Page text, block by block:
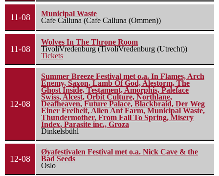
11-08
Municipal Waste
Cafe Calluna (Cafe Calluna (Ommen))
11-08
Wolves In The Throne Room
TivoliVredenburg (TivoliVredenburg (Utrecht))
Tickets
12-08
Summer Breeze Festival met o.a. In Flames, Arch
Enemy, Saxon, Lamb Of God, Alestorm, The
Ghost Inside, Testament, Amorphis, Paleface
Swiss, Alcest, Orbit Culture, Northlane,
Deafheaven, Future Palace, Blackbraid, Der Weg
Einer Freiheit, Alien Ant Farm, Municipal Waste,
Thundermother, From Fall To Spring, Misery
Index, Parasite inc., Groza
Dinkelsbühl
12-08
Øyafestivalen Festival met o.a. Nick Cave & the
Bad Seeds
Oslo